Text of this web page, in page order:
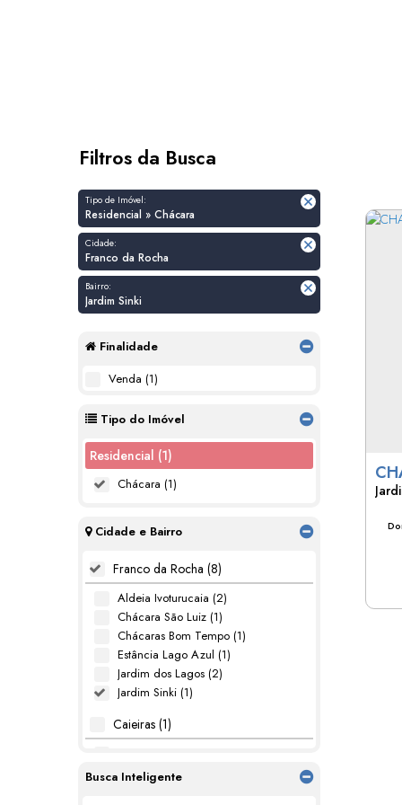
Filtros da Busca
Tipo de Imóvel:
Residencial » Chácara
Cidade:
Franco da Rocha
Bairro:
Jardim Sinki
Finalidade
Venda (1)
Tipo do Imóvel
Residencial (1)
Chácara (1)
Cidade e Bairro
Franco da Rocha (8)
Aldeia Ivoturucaia (2)
Chácara São Luiz (1)
Chácaras Bom Tempo (1)
Estância Lago Azul (1)
Jardim dos Lagos (2)
Jardim Sinki (1)
Caieiras (1)
Cajamar (1)
Busca Inteligente